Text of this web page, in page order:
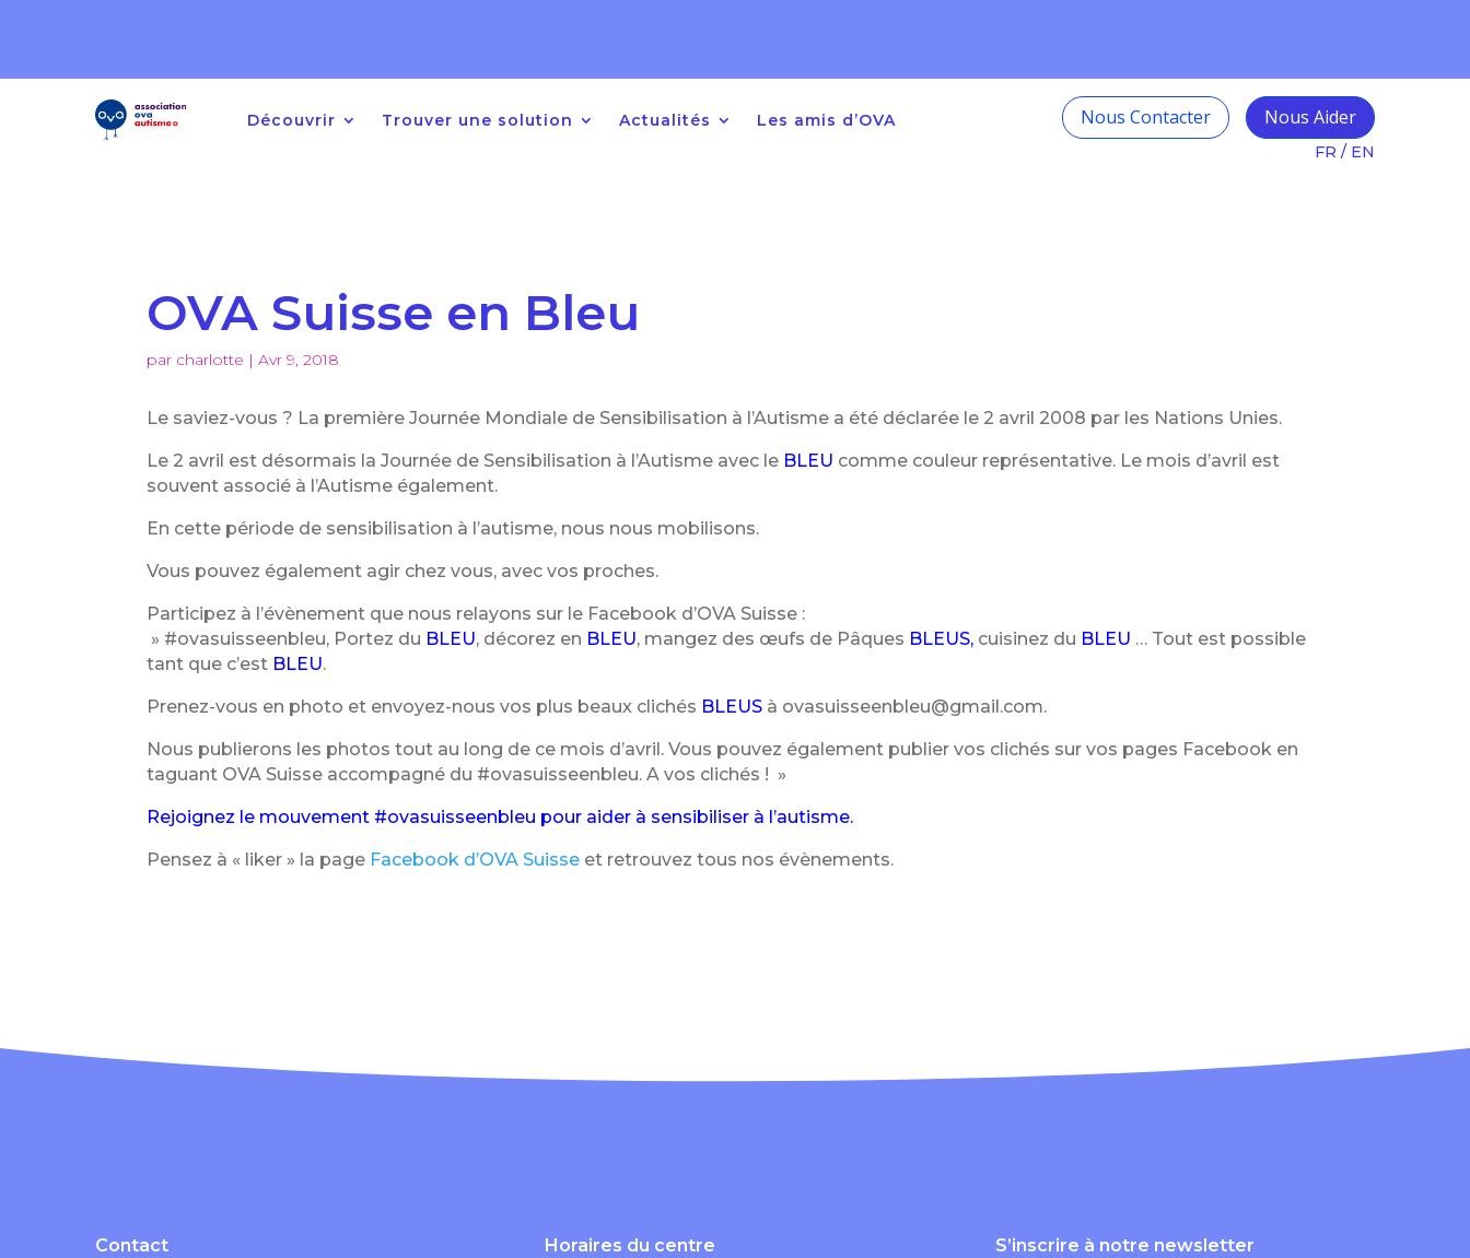
Découvrir Trouver une solution Actualités Les amis d’OVA Nous Contacter Nous Aider
FR / EN
OVA Suisse en Bleu
par charlotte |Avr 9, 2018
Le saviez-vous ? La première Journée Mondiale de Sensibilisation à l’Autisme a été déclarée le 2 avril 2008 par les Nations Unies.
Le 2 avril est désormais la Journée de Sensibilisation à l’Autisme avec le BLEU comme couleur représentative. Le mois d’avril est
souvent associé à l’Autisme également.
En cette période de sensibilisation à l’autisme, nous nous mobilisons.
Vous pouvez également agir chez vous, avec vos proches.
Participez à l’évènement que nous relayons sur le Facebook d’OVA Suisse :
» #ovasuisseenbleu, Portez du BLEU, décorez en BLEU, mangez des œufs de Pâques BLEUS, cuisinez du BLEU … Tout est possible
tant que c’est BLEU.
Prenez-vous en photo et envoyez-nous vos plus beaux clichés BLEUS à ovasuisseenbleu@gmail.com.
Nous publierons les photos tout au long de ce mois d’avril. Vous pouvez également publier vos clichés sur vos pages Facebook en
taguant OVA Suisse accompagné du #ovasuisseenbleu. A vos clichés ! »
Rejoignez le mouvement #ovasuisseenbleu pour aider à sensibiliser à l’autisme.
Pensez à « liker » la page Facebook d’OVA Suisse et retrouvez tous nos évènements.
Contact Horaires du centre S’inscrire à notre newsletter